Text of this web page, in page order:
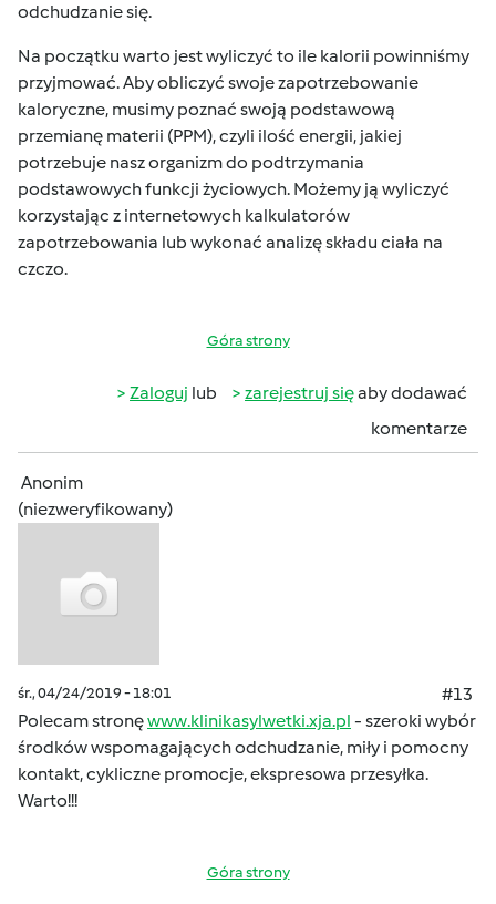
odchudzanie się.
Na początku warto jest wyliczyć to ile kalorii powinniśmy
przyjmować. Aby obliczyć swoje zapotrzebowanie
kaloryczne, musimy poznać swoją podstawową
przemianę materii (PPM), czyli ilość energii, jakiej
potrzebuje nasz organizm do podtrzymania
podstawowych funkcji życiowych. Możemy ją wyliczyć
korzystając z internetowych kalkulatorów
zapotrzebowania lub wykonać analizę składu ciała na
czczo.
Góra strony
Zaloguj lub zarejestruj sięaby dodawać
komentarze
Anonim
(niezweryfikowany)
śr., 04/24/2019 - 18:01
#13
Polecam stronęwww.klinikasylwetki.xja.pl - szeroki wybór
środków wspomagających odchudzanie, miły i pomocny
kontakt, cykliczne promocje, ekspresowa przesyłka.
Warto!!!
Góra strony